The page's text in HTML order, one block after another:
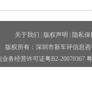
关于我们 版权声明 隐私保
版权所有：深圳市新车评信息
务经营许可证粤B2-20070367